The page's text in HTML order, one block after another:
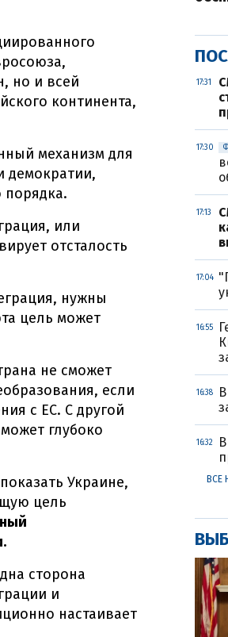
но и всей
континента,
механизм для
демократии,
порядка.
или
отсталость
нужны
цель может
не сможет
если
с ЕС. С другой
глубоко
Украине,
цель
сторона
и
настаивает
17:31
17:30
17:13
17:04
16:55
16:38
16:32
ВСЕ